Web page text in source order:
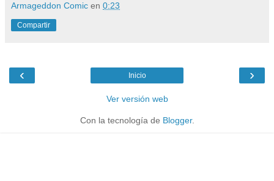
Armageddon Comic en 0:23
Compartir
‹ ›
Inicio
Ver versión web
Con la tecnología de Blogger.